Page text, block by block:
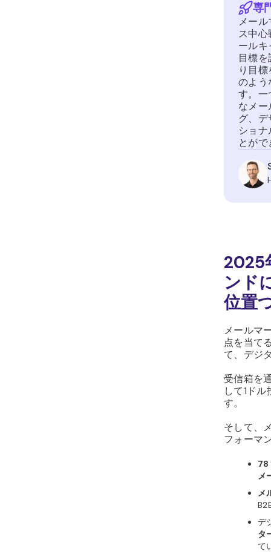
専
メー
ス中
ール
目標
り目
のよう
す。一
なメ
グ、
ショ
とが
2025
ンド
位置
メールマ
点を当て
て、デジ
受信箱を
して1ド
す。
そして、
フォーマ
78
メ
メ
デ
タ
て